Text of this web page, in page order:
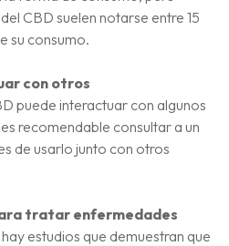
CBD suelen notarse entre 15
su consumo.
con otros
puede interactuar con algunos
recomendable consultar a un
de usarlo junto con otros
tratar enfermedades
hay estudios que demuestran que